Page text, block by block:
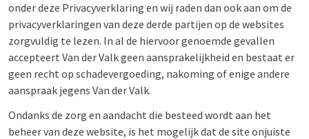
onder deze Privacyverklaring en wij raden dan ook aan om de
privacyverklaringen van deze derde partijen op de websites
zorgvuldig te lezen. In al de hiervoor genoemde gevallen
accepteert Van der Valk geen aansprakelijkheid en bestaat er
geen recht op schadevergoeding, nakoming of enige andere
aanspraak jegens Van der Valk.
Ondanks de zorg en aandacht die besteed wordt aan het
beheer van deze website, is het mogelijk dat de site onjuiste